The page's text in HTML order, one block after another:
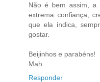
Não é bem assim, a
extrema confiança,
que ela indica,
gostar.
Beijinhos e parabéns!
Mah
Responder